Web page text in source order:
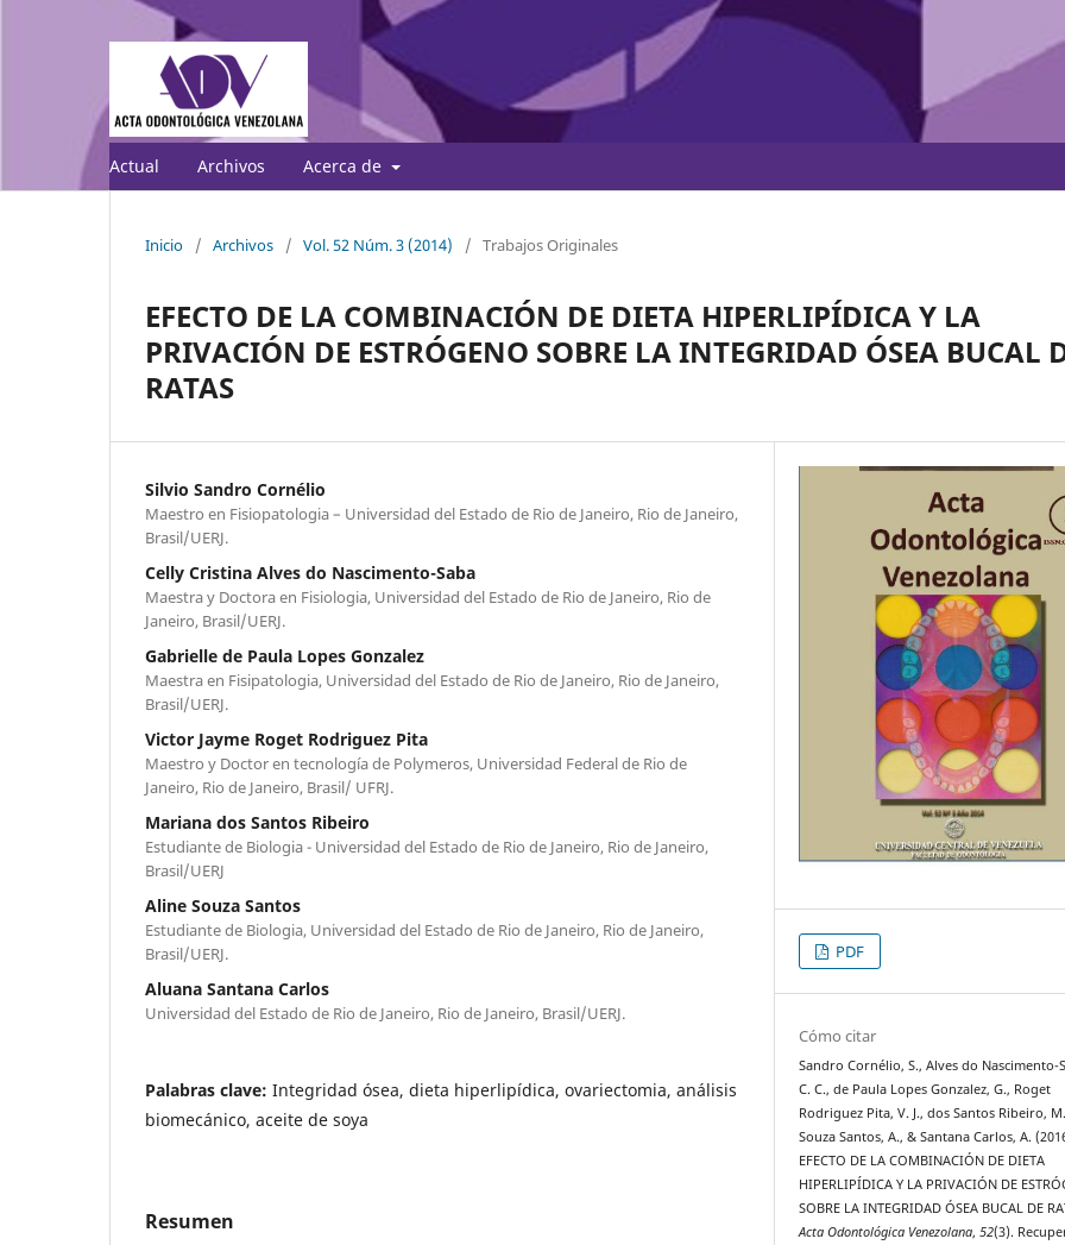
Actual Archivos Acerca de
Inicio / Archivos / Vol. 52 Núm. 3 (2014) / Trabajos Originales
EFECTO DE LA COMBINACIÓN DE DIETA HIPERLIPÍDICA Y LA
PRIVACIÓN DE ESTRÓGENO SOBRE LA INTEGRIDAD ÓSEA BUCAL
RATAS
Silvio Sandro Cornélio
Maestro en Fisiopatologia – Universidad del Estado de Rio de Janeiro, Rio de Janeiro,
Brasil/UERJ.
Celly Cristina Alves do Nascimento-Saba
Maestra y Doctora en Fisiologia, Universidad del Estado de Rio de Janeiro, Rio de
Janeiro, Brasil/UERJ.
Gabrielle de Paula Lopes Gonzalez
Maestra en Fisipatologia, Universidad del Estado de Rio de Janeiro, Rio de Janeiro,
Brasil/UERJ.
Victor Jayme Roget Rodriguez Pita
Maestro y Doctor en tecnología de Polymeros, Universidad Federal de Rio de
Janeiro, Rio de Janeiro, Brasil/ UFRJ.
Mariana dos Santos Ribeiro
Estudiante de Biologia - Universidad del Estado de Rio de Janeiro, Rio de Janeiro,
Brasil/UERJ
Aline Souza Santos
Estudiante de Biologia, Universidad del Estado de Rio de Janeiro, Rio de Janeiro,
Brasil/UERJ.
Aluana Santana Carlos
Universidad del Estado de Rio de Janeiro, Rio de Janeiro, Brasil/UERJ.
Palabras clave: Integridad ósea, dieta hiperlipídica, ovariectomia, análisis
biomecánico, aceite de soya
Resumen
PDF
Cómo citar
Sandro Cornélio, S., Alves do Nascimento-
C. C., de Paula Lopes Gonzalez, G., Roget
Rodriguez Pita, V. J., dos Santos Ribeiro,
Souza Santos, A., & Santana Carlos, A.
EFECTO DE LA COMBINACIÓN DE DIETA
HIPERLIPÍDICA Y LA PRIVACIÓN DE
SOBRE LA INTEGRIDAD ÓSEA BUCAL DE
Acta Odontológica Venezolana,52(3).